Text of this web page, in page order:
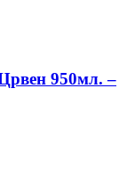
950мл. –